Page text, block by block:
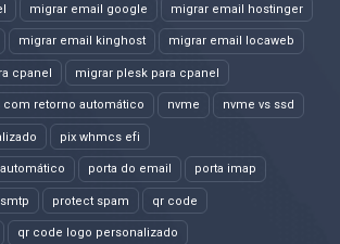
migrar email google migrar email hostinger
migrar email kinghost migrar email locaweb
cpanel migrar plesk para cpanel
retorno automático nvme nvme vs ssd
pix whmcs efi
porta do email porta imap
protect spam qr code
qr code logo personalizado